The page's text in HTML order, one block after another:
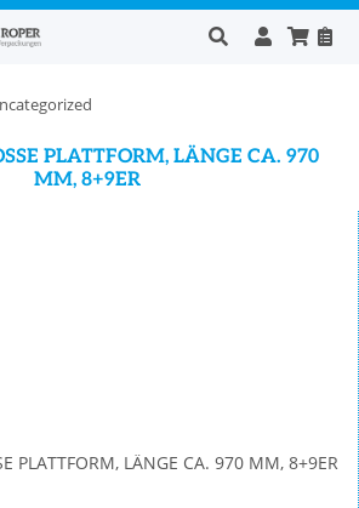
PLATTFORM, LÄNGE CA. 970
MM, 8+9ER